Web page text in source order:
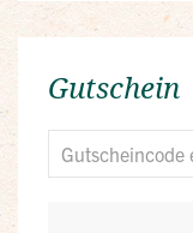
Gutschein